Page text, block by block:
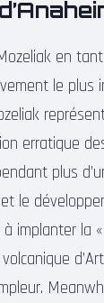
en
le plus
erratique
plus
le
implanter la